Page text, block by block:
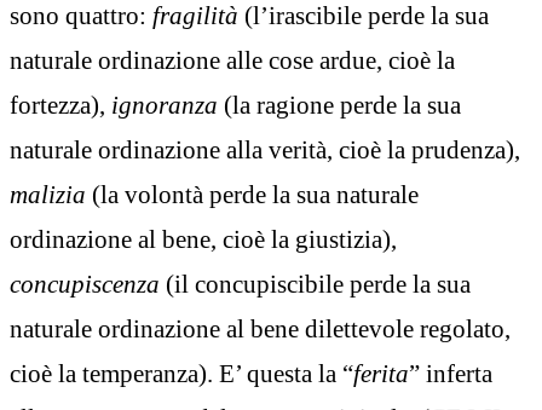
sono quattro: fragilità (l’irascibile perde la sua
naturale ordinazione alle cose ardue, cioè la
fortezza), ignoranza (la ragione perde la sua
naturale ordinazione alla verità, cioè la prudenza),
malizia (la volontà perde la sua naturale
ordinazione al bene, cioè la giustizia),
concupiscenza (il concupiscibile perde la sua
naturale ordinazione al bene dilettevole regolato,
cioè la temperanza). E’ questa la “ferita” inferta